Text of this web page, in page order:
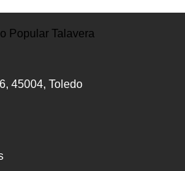
45004, Toledo